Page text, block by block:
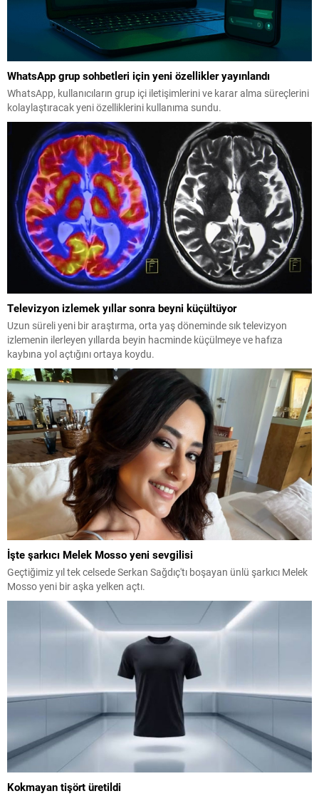
WhatsApp grup sohbetleri için yeni özellikler yayınlandı
WhatsApp, kullanıcıların grup içi iletişimlerini ve karar alma süreçlerini
kolaylaştıracak yeni özelliklerini kullanıma sundu.
Televizyon izlemek yıllar sonra beyni küçültüyor
Uzun süreli yeni bir araştırma, orta yaş döneminde sık televizyon
izlemenin ilerleyen yıllarda beyin hacminde küçülmeye ve hafıza
kaybına yol açtığını ortaya koydu.
İşte şarkıcı Melek Mosso yeni sevgilisi
Geçtiğimiz yıl tek celsede Serkan Sağdıç'tı boşayan ünlü şarkıcı Melek
Mosso yeni bir aşka yelken açtı.
Kokmayan tişört üretildi